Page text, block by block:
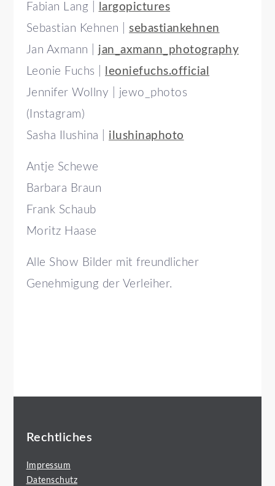
Fabian Lang |
largopictures
Sebastian Kehnen |sebastiankehnen
Jan Axmann | jan_axmann_photography
Leonie Fuchs |
leoniefuchs.official
Jennifer Wollny | jewo_photos
(Instagram)
Sasha Ilushina | ilushinaphoto
Antje Schewe
Barbara Braun
Frank Schaub
Moritz Haase
Alle Show Bilder mit freundlicher
Genehmigung der Verleiher.
Rechtliches
Impressum
Datenschutz